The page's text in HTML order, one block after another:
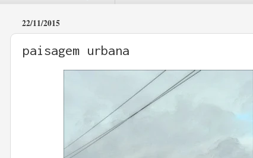
22/11/2015
paisagem urbana